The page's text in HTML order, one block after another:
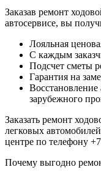
Заказав ремонт
автосервисе, вы
Лояльная
С каждым
Подсчет сметы
Гарантия на
Восстановление
зарубежного
Заказать ремонт
легковых
центре по телефону
Почему выгодно